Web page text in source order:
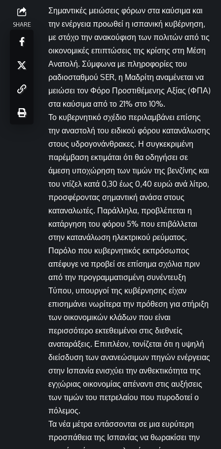
SHARE
Σημαντικές μειώσεις φόρων στα καύσιμα και
την ενέργεια προωθεί η ισπανική κυβέρνηση,
με στόχο την ανακούφιση των πολιτών από τις
οικονομικές επιπτώσεις της κρίσης στη Μέση
Ανατολή. Σύμφωνα με πληροφορίες του
ραδιοσταθμού SER, η Μαδρίτη αναμένεται να
μειώσει τον Φόρο Προστιθέμενης Αξίας (ΦΠΑ)
στα καύσιμα από το 21% στο 10%.
Το κυβερνητικό σχέδιο περιλαμβάνει επίσης
την αναστολή του ειδικού φόρου κατανάλωσης
στους υδρογονάνθρακες. Η συγκεκριμένη
παρέμβαση εκτιμάται ότι θα οδηγήσει σε
άμεση υποχώρηση των τιμών της βενζίνης και
του ντίζελ κατά 0,30 έως 0,40 ευρώ ανά λίτρο,
προσφέροντας σημαντική ανάσα στους
καταναλωτές. Παράλληλα, προβλέπεται η
κατάργηση του φόρου 5% που επιβάλλεται
στην κατανάλωση ηλεκτρικού ρεύματος.
Παρόλο που κυβερνητικός εκπρόσωπος
απέφυγε να προβεί σε επίσημα σχόλια πριν
από την προγραμματισμένη συνέντευξη
Τύπου, υπουργοί της κυβέρνησης είχαν
επισημάνει νωρίτερα την πρόθεση για στήριξη
των οικονομικών κλάδων που είναι
περισσότερο εκτεθειμένοι στις διεθνείς
αναταράξεις. Επιπλέον, τονίζεται ότι η υψηλή
διείσδυση των ανανεώσιμων πηγών ενέργειας
στην Ισπανία ενισχύει την ανθεκτικότητα της
εγχώριας οικονομίας απέναντι στις αυξήσεις
των τιμών του πετρελαίου που πυροδοτεί ο
πόλεμος.
Τα νέα μέτρα εντάσσονται σε μια ευρύτερη
προσπάθεια της Ισπανίας να θωρακίσει την